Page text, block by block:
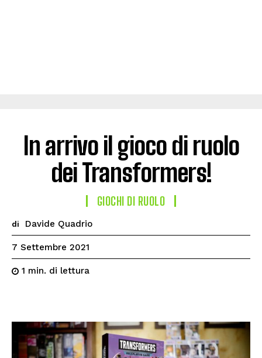
In arrivo il gioco di ruolo
dei Transformers!
GIOCHI DI RUOLO
di Davide Quadrio
7 Settembre 2021
1 min. di lettura